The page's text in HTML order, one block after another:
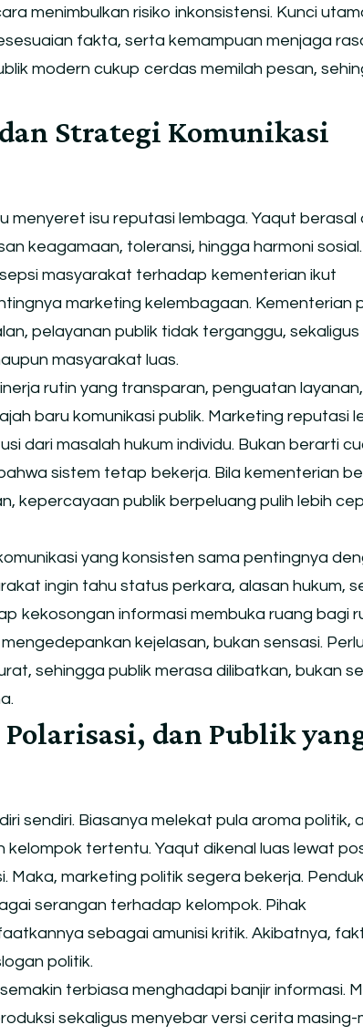
menimbulkan risiko inkonsistensi. Kunci
fakta, serta kemampuan menjaga
modern cukup cerdas memilah pesan,
Strategi Komunikasi
menyeret isu reputasi lembaga. Yaqut berasal
keagamaan, toleransi, hingga harmoni
masyarakat terhadap kementerian ikut
marketing kelembagaan. Kementerian
pelayanan publik tidak terganggu, sekaligus
masyarakat luas.
rutin yang transparan, penguatan
baru komunikasi publik. Marketing reputasi
dari masalah hukum individu. Bukan berarti
sistem tetap bekerja. Bila kementerian
kepercayaan publik berpeluang pulih lebih
yang konsisten sama pentingnya
ingin tahu status perkara, alasan hukum,
kekosongan informasi membuka ruang bagi
kejelasan, bukan sensasi. Perlu
sehingga publik merasa dilibatkan, bukan
dan Publik
sendiri. Biasanya melekat pula aroma politik,
tertentu. Yaqut dikenal luas lewat
Maka, marketing politik segera bekerja.
serangan terhadap kelompok. Pihak
sebagai amunisi kritik. Akibatnya,
politik.
terbiasa menghadapi banjir informasi.
sekaligus menyebar versi cerita masing-